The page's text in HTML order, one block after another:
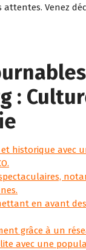
Venez
:
historique avec
en avant
grâce à un
avec une